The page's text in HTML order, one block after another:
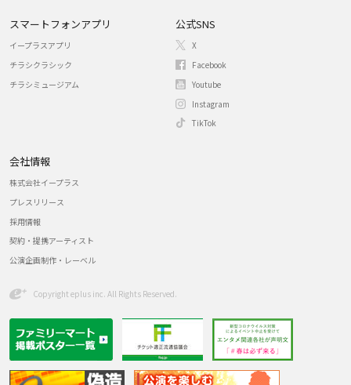
スマートフォンアプリ
イープラスアプリ
チラシクラシック
チラシミュージアム
公式SNS
X
Facebook
Youtube
Instagram
TikTok
会社情報
株式会社イープラス
プレスリリース
採用情報
契約・提携アーティスト
公演企画制作・レーベル
Copyright eplus inc. All Rights Reserved.